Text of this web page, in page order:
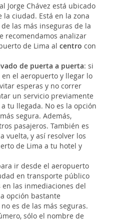
Jorge Chávez está ubicado
la ciudad. Está en la zona
las más inseguras de la
recomendamos analizar
de Lima al centro con
de puerta a puerta: si
el aeropuerto y llegar lo
esperas y no correr
un servicio previamente
tu llegada. No es la opción
segura. Además,
pasajeros. También es
vuelta, y así resolver los
de Lima a tu hotel y
ir desde el aeropuerto
en transporte público
en las inmediaciones del
opción bastante
es de las más seguras.
sólo el nombre de